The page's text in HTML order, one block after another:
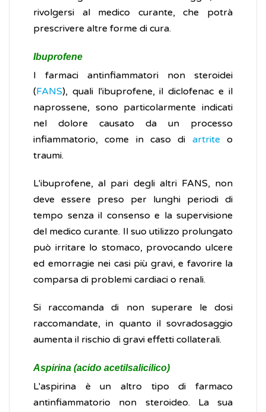
rivolgersi al medico curante, che potrà
prescrivere altre forme di cura.
Ibuprofene
I farmaci antinfiammatori non steroidei
(FANS), quali l'ibuprofene, il diclofenac e il
naprossene, sono particolarmente indicati
nel dolore causato da un processo
infiammatorio, come in caso di artrite o
traumi.
L'ibuprofene, al pari degli altri FANS, non
deve essere preso per lunghi periodi di
tempo senza il consenso e la supervisione
del medico curante. Il suo utilizzo prolungato
può irritare lo stomaco, provocando ulcere
ed emorragie nei casi più gravi, e favorire la
comparsa di problemi cardiaci o renali.
Si raccomanda di non superare le dosi
raccomandate, in quanto il sovradosaggio
aumenta il rischio di gravi effetti collaterali.
Aspirina (acido acetilsalicilico)
L'aspirina è un altro tipo di farmaco
antinfiammatorio non steroideo. La sua